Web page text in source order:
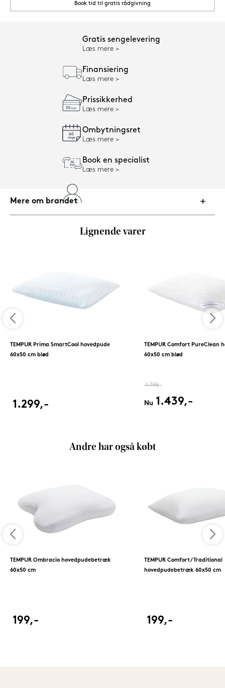
Book tid til gratis rådgivning
Gratis sengelevering
Læs mere
Finansiering
Læs mere
Prissikkerhed
Læs mere
Ombytningsret
Læs mere
Book en specialist
Læs mere
Mere om brandet
Lignende varer
TEMPUR Prima SmartCool hovedpude
60x50 cm blød
1.299,-
TEMPUR Comfort PureClean
60x50 cm blød
1.799,-
Nu 1.439,-
Andre har også købt
TEMPUR Ombracio hovedpudebetræk
60x50 cm
199,-
TEMPUR Comfort/Traditional
hovedpudebetræk 60x50 cm
199,-